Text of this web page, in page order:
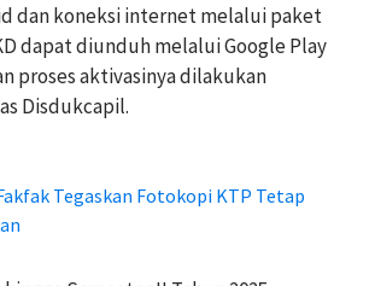
dan koneksi internet melalui paket
dapat diunduh melalui Google Play
proses aktivasinya dilakukan
Disdukcapil.
Tegaskan Fotokopi KTP Tetap